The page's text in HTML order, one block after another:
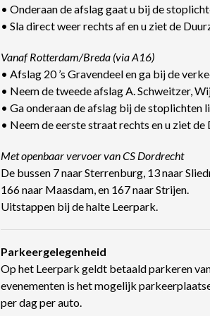
• Onderaan de afslag gaat u bij de
• Sla direct weer rechts af en u ziet de
Vanaf Rotterdam/Breda (via A16)
• Afslag 20 ’s Gravendeel en ga bij de
• Neem de tweede afslag A. Schweitzer,
• Ga onderaan de afslag bij de stoplichten
• Neem de eerste straat rechts en u ziet
Met openbaar vervoer van CS Dordrecht
De bussen 7 naar Sterrenburg, 13 naar
166 naar Maasdam, en 167 naar Strijen.
Uitstappen bij de halte Leerpark.
Parkeergelegenheid
Op het Leerpark geldt betaald parkeren
evenementen is het mogelijk
per dag per auto.